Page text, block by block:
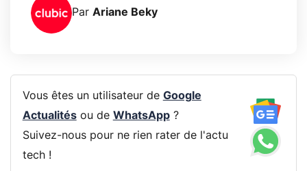
Par Ariane Beky
Vous êtes un utilisateur de Google
Actualitésou de WhatsApp?
Suivez-nous pour ne rien rater de l'actu
tech !